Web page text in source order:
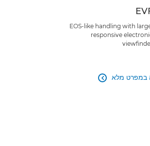
EOS-like handling with
responsive
במפרט מלא 